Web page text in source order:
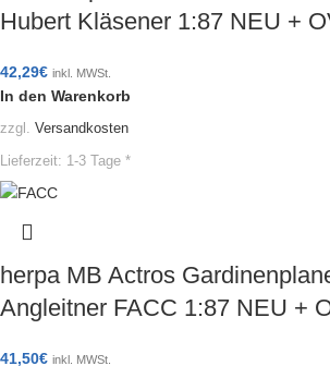
Hubert Kläsener 1:87 NEU +
42,29€ inkl. MWSt.
In den Warenkorb
zzgl. Versandkosten
Lieferzeit: 1-3 Tage *
herpa MB Actros
Angleitner FACC 1:87 NEU +
41,50€ inkl. MWSt.